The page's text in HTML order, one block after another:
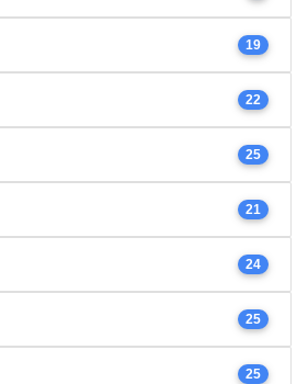
19
22
25
21
24
25
25